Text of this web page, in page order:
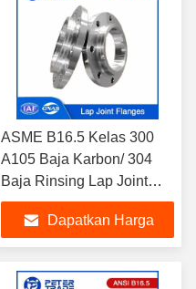
ASME B16.5 Kelas 300
A105 Baja Karbon/ 304
Baja Rinsing Lap Joint
Flange Raised Face LJRF
untuk Industri Minyak dan
Gas
Dapatkan Harga